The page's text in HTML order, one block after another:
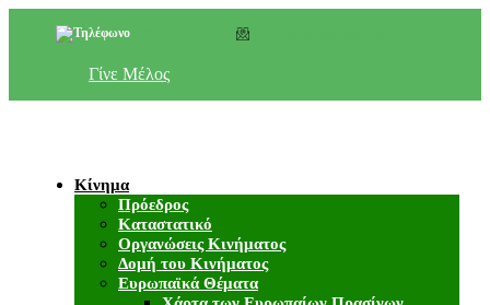
Γίνε Μέλος
Κίνημα
Πρόεδρος
Καταστατικό
Οργανώσεις Κινήματος
Δομή του Κινήματος
Ευρωπαϊκά Θέματα